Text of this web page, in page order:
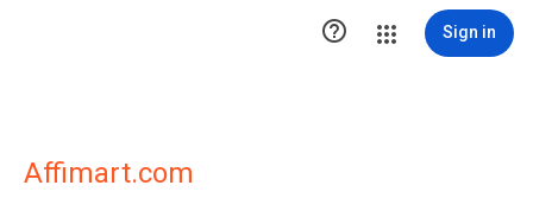
 Sign in
Affimart.com